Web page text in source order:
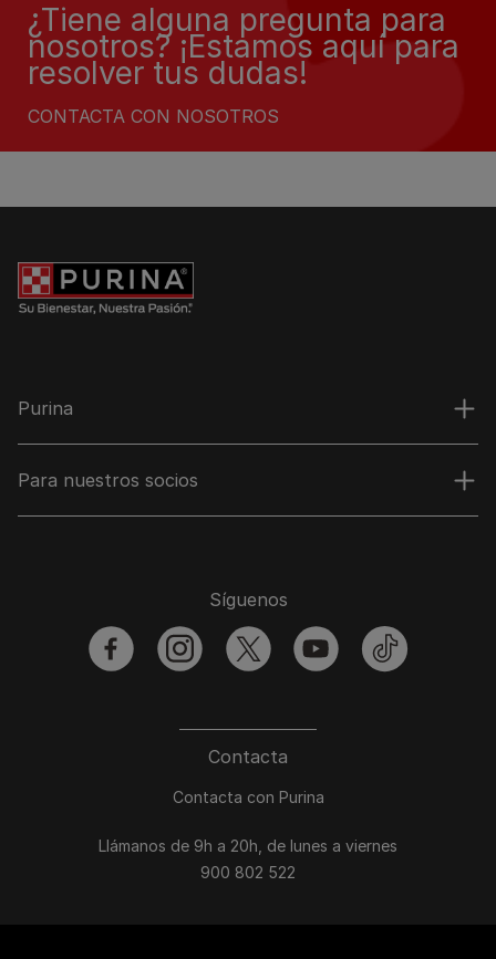
¿Tiene alguna pregunta para
nosotros? ¡Estamos aquí para
resolver tus dudas!
CONTACTA CON NOSOTROS
Purina
Para nuestros socios
Contacta
Contacta con Purina
Llámanos de 9h a 20h, de lunes a viernes
900 802 522
Síguenos
facebookinstagramtwitter youtubetiktok